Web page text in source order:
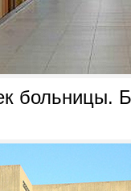
больницы.